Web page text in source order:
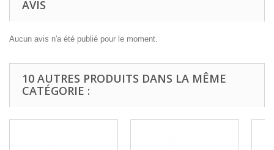
AVIS
Aucun avis n'a été publié pour le moment.
10 AUTRES PRODUITS DANS LA MÊME
CATÉGORIE :